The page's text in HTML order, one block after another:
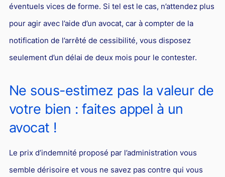
éventuels vices de forme. Si tel est le cas, n’attendez plus
pour agir avec l’aide d’un avocat, car à compter de la
notification de l’arrêté de cessibilité, vous disposez
seulement d’un délai de deux mois pour le contester.
Ne sous-estimez pas la valeur de
votre bien : faites appel à un
avocat !
Le prix d’indemnité proposé par l’administration vous
semble dérisoire et vous ne savez pas contre qui vous